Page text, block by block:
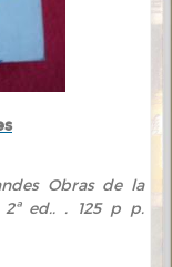
Obras de la
2ª ed.. . 125 p p.